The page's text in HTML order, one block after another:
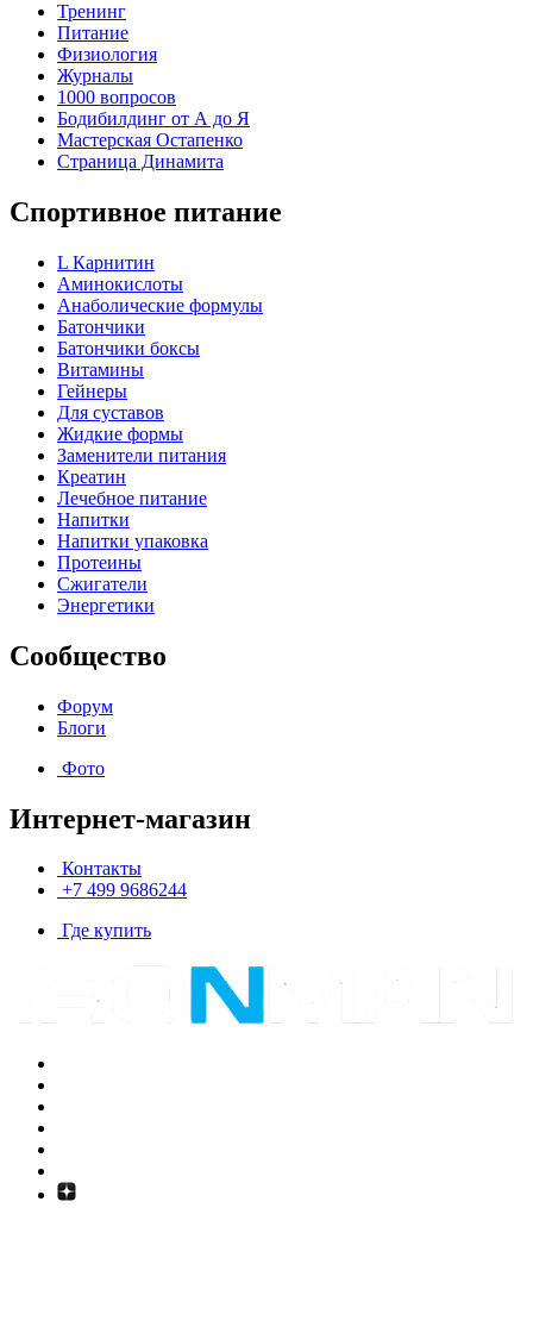
Тренинг
Питание
Физиология
Журналы
1000 вопросов
Бодибилдинг от А до Я
Мастерская Остапенко
Страница Динамита
Спортивное питание
L Карнитин
Аминокислоты
Анаболические формулы
Батончики
Батончики боксы
Витамины
Гейнеры
Для суставов
Жидкие формы
Заменители питания
Креатин
Лечебное питание
Напитки
Напитки упаковка
Протеины
Сжигатели
Энергетики
Сообщество
Форум
Блоги
Фото
Интернет-магазин
Контакты
+7 499 9686244
Где купить